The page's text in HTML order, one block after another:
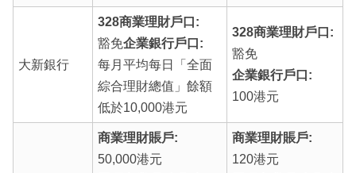
大新銀行
328商業理財戶口:
豁免企業銀行戶口:
每月平均每日「全面
綜合理財總值」餘額
低於10,000港元
328商業理財戶口:
豁免
企業銀行戶口:
100港元
商業理財賬戶:
50,000港元
商業理財賬戶:
120港元